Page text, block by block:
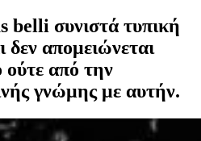
belli συνιστά τυπική
δεν απομειώνεται
ούτε από την
γνώμης με αυτήν.